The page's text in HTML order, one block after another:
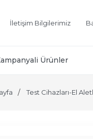
İletişim Bilgilerimiz
Ürünler
Test Cihazları-El